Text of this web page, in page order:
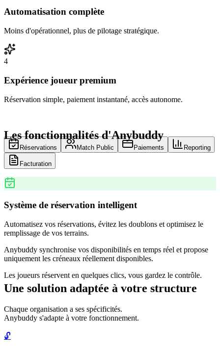
Automatisation complète
Moins d'opérationnel, plus de pilotage stratégique.
4
Expérience joueur premium
Réservation simple, paiement instantané, accès autonome.
Les fonctionnalités d'Anybuddy
Réservations Match Public Paiements Reporting
Facturation
Système de réservation intelligent
Automatisez vos réservations, évitez les doublons et optimisez le
remplissage de vos terrains.
Anybuddy synchronise vos disponibilités en temps réel et propose
uniquement les créneaux réellement disponibles.
Les joueurs réservent en quelques clics, vous gardez le contrôle.
Une solution adaptée à votre structure
Chaque organisation a ses spécificités.
Anybuddy s'adapte à votre fonctionnement.
🔓